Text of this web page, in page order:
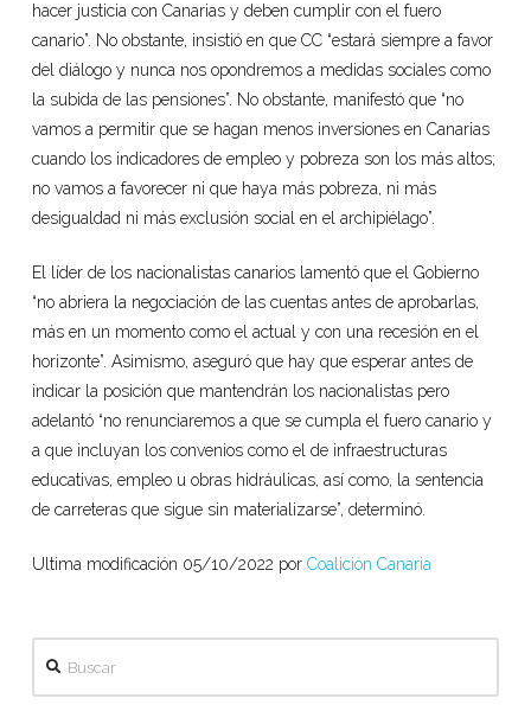
hacer justicia con Canarias y deben cumplir con el fuero
canario”. No obstante, insistió en que CC “estará siempre a favor
del diálogo y nunca nos opondremos a medidas sociales como
la subida de las pensiones”. No obstante, manifestó que “no
vamos a permitir que se hagan menos inversiones en Canarias
cuando los indicadores de empleo y pobreza son los más altos;
no vamos a favorecer ni que haya más pobreza, ni más
desigualdad ni más exclusión social en el archipiélago”.
El líder de los nacionalistas canarios lamentó que el Gobierno
“no abriera la negociación de las cuentas antes de aprobarlas,
más en un momento como el actual y con una recesión en el
horizonte”. Asimismo, aseguró que hay que esperar antes de
indicar la posición que mantendrán los nacionalistas pero
adelantó “no renunciaremos a que se cumpla el fuero canario y
a que incluyan los convenios como el de infraestructuras
educativas, empleo u obras hidráulicas, así como, la sentencia
de carreteras que sigue sin materializarse”, determinó.
Ultima modificación 05/10/2022 por Coalición Canaria